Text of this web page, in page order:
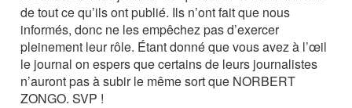
de tout ce qu’ils ont publié. Ils n’ont fait que nous
informés, donc ne les empêchez pas d’exercer
pleinement leur rôle. Étant donné que vous avez à l’œil
le journal on espers que certains de leurs journalistes
n’auront pas à subir le même sort que NORBERT
ZONGO. SVP !